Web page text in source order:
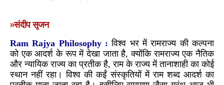
»संदीप सृजन
Ram Rajya Philosophy : विश्व भर में रामराज्य की कल्पना
को एक आदर्श के रूप में देखा जाता है, क्योंकि रामराज्य एक नैतिक
और न्यायिक राज्य का प्रतीक है, राम के राज्य में तानाशाही का कोई
स्थान नहीं रहा। विश्व की कईं संस्कृतियों में राम शब्द आदर्श का